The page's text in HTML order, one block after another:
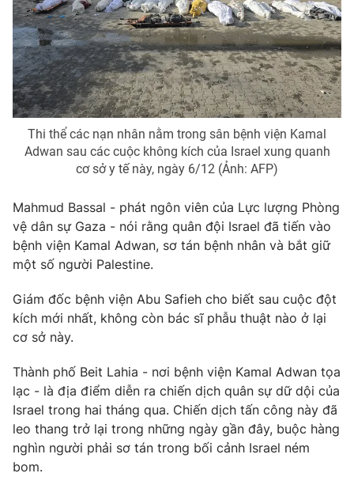
VTV Money VTV Thể thao
VTV Sức khoẻ Bất động sản
Thị trường 24h Tấm lòng Việt
VTV4 Vươn mình bằng AI
Liên hệ tòa soạn English
THỜI BÁO VTV
Theo dõi báo trên
Cơ quan chủ quản: Đài Truyền hình Việt Nam
Cơ quan báo chí:
Thi thể các nạn nhân nằm trong sân bệnh viện Kamal
Adwan sau các cuộc không kích của Israel xung quanh
cơ sở y tế này, ngày 6/12 (Ảnh: AFP)
Mahmud Bassal - phát ngôn viên của Lực lượng Phòng
vệ dân sự Gaza - nói rằng quân đội Israel đã tiến vào
bệnh viện Kamal Adwan, sơ tán bệnh nhân và bắt giữ
một số người Palestine.
Giám đốc bệnh viện Abu Safieh cho biết sau cuộc đột
kích mới nhất, không còn bác sĩ phẫu thuật nào ở lại
cơ sở này.
Thành phố Beit Lahia - nơi bệnh viện Kamal Adwan tọa
lạc - là địa điểm diễn ra chiến dịch quân sự dữ dội của
Israel trong hai tháng qua. Chiến dịch tấn công này đã
leo thang trở lại trong những ngày gần đây, buộc hàng
nghìn người phải sơ tán trong bối cảnh Israel ném
bom.